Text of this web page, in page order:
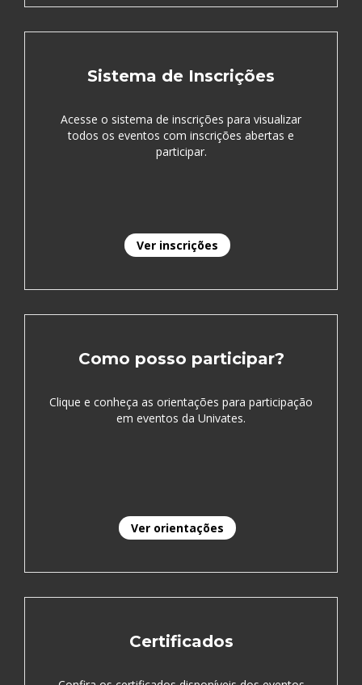
Sistema de Inscrições
Acesse o sistema de inscrições para visualizar
todos os eventos com inscrições abertas e
participar.
Ver inscrições
Como posso participar?
Clique e conheça as orientações para participação
em eventos da Univates.
Ver orientações
Certificados